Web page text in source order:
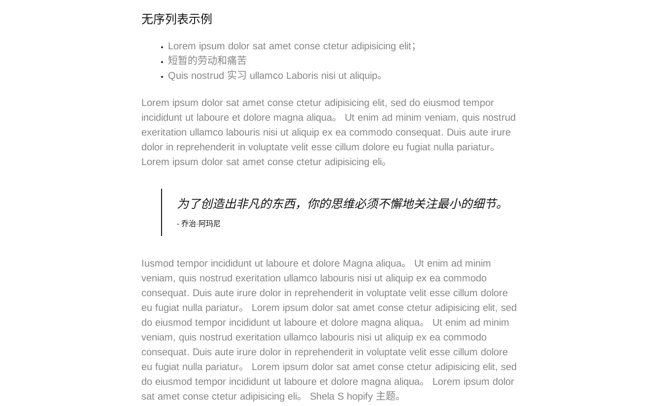
无序列表示例
Lorem ipsum dolor sat amet conse ctetur adipisicing elit；
短暂的劳动和痛苦
Quis nostrud 实习 ullamco Laboris nisi ut aliquip。
Lorem ipsum dolor sat amet conse ctetur adipisicing elit, sed do eiusmod tempor
incididunt ut laboure et dolore magna aliqua。 Ut enim ad minim veniam, quis nostrud
exeritation ullamco labouris nisi ut aliquip ex ea commodo consequat. Duis aute irure
dolor in reprehenderit in voluptate velit esse cillum dolore eu fugiat nulla pariatur。
Lorem ipsum dolor sat amet conse ctetur adipisicing eli。
为了创造出非凡的东西，你的思维必须不懈地关注最小的细节。
- 乔治·阿玛尼
Iusmod tempor incididunt ut laboure et dolore Magna aliqua。 Ut enim ad minim
veniam, quis nostrud exeritation ullamco labouris nisi ut aliquip ex ea commodo
consequat. Duis aute irure dolor in reprehenderit in voluptate velit esse cillum dolore
eu fugiat nulla pariatur。 Lorem ipsum dolor sat amet conse ctetur adipisicing elit, sed
do eiusmod tempor incididunt ut laboure et dolore magna aliqua。 Ut enim ad minim
veniam, quis nostrud exeritation ullamco labouris nisi ut aliquip ex ea commodo
consequat. Duis aute irure dolor in reprehenderit in voluptate velit esse cillum dolore
eu fugiat nulla pariatur。 Lorem ipsum dolor sat amet conse ctetur adipisicing elit, sed
do eiusmod tempor incididunt ut laboure et dolore magna aliqua。 Lorem ipsum dolor
sat amet conse ctetur adipisicing eli。 Shela S hopify 主题。